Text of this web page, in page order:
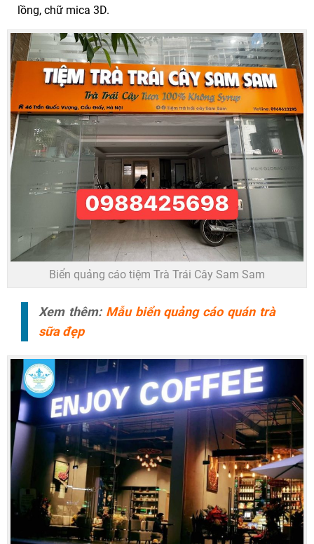
lồng, chữ mica 3D.
Biển quảng cáo tiệm Trà Trái Cây Sam Sam
Xem thêm: Mẫu biển quảng cáo quán trà
sữa đẹp